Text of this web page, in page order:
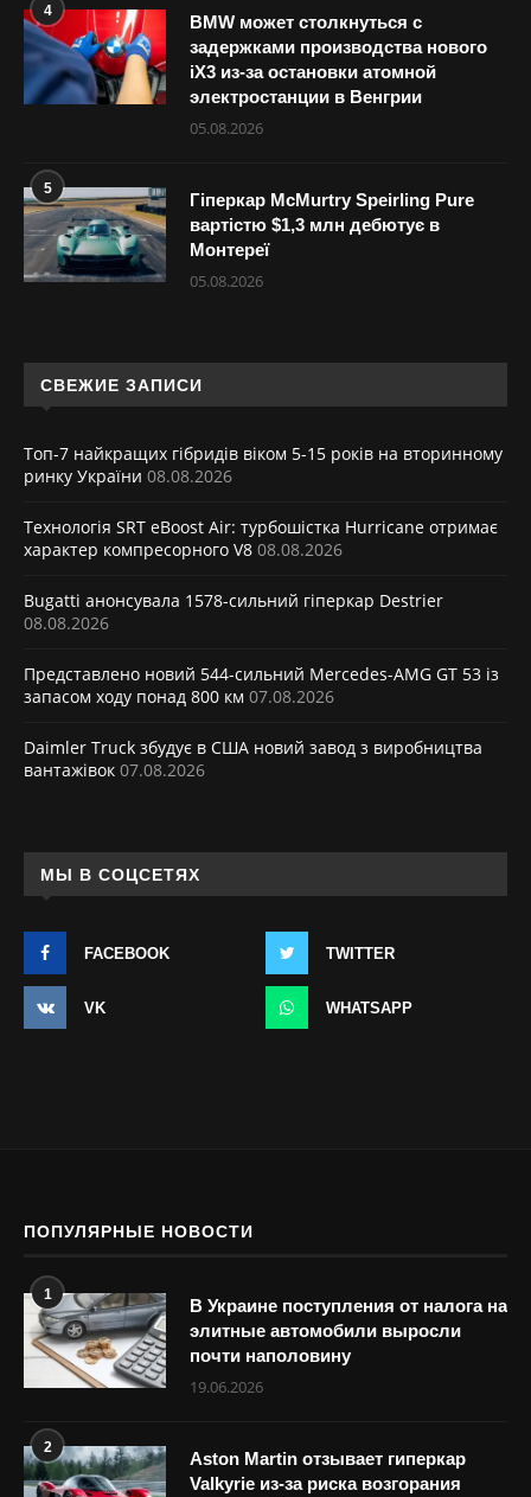
4
BMW может столкнуться с
задержками производства нового
iX3 из-за остановки атомной
электростанции в Венгрии
05.08.2026
5
Гіперкар McMurtry Speirling Pure
вартістю $1,3 млн дебютує в
Монтереї
05.08.2026
СВЕЖИЕ ЗАПИСИ
Топ-7 найкращих гібридів віком 5-15 років на вторинному
ринку України 08.08.2026
Технологія SRT eBoost Air: турбошістка Hurricane отримає
характер компресорного V8 08.08.2026
Bugatti анонсувала 1578-сильний гіперкар Destrier
08.08.2026
Представлено новий 544-сильний Mercedes-AMG GT 53 із
запасом ходу понад 800 км 07.08.2026
Daimler Truck збудує в США новий завод з виробництва
вантажівок 07.08.2026
МЫ В СОЦСЕТЯХ
FACEBOOK TWITTER
VK WHATSAPP
ПОПУЛЯРНЫЕ НОВОСТИ
1
В Украине поступления от налога на
элитные автомобили выросли
почти наполовину
19.06.2026
2
Aston Martin отзывает гиперкар
Valkyrie из-за риска возгорания